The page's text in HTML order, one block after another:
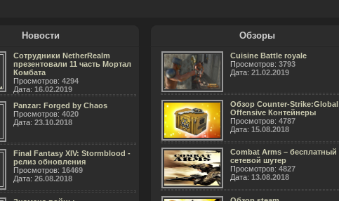
Новости
Сотрудники NetherRealm
презентовали 11 часть Мортал
Комбата
Просмотров: 4294
Дата: 16.02.2019
Panzar: Forged by Chaos
Просмотров: 4020
Дата: 23.10.2018
Final Fantasy XIV: Stormblood -
релиз обновления
Просмотров: 16469
Дата: 26.08.2018
Обзоры
Cuisine Battle royale
Просмотров: 3793
Дата: 21.02.2019
Обзор Counter-Strike:Global
Offensive Контейнеры
Просмотров: 4787
Дата: 15.08.2018
Combat Arms – бесплатный
сетевой шутер
Просмотров: 4827
Дата: 13.08.2018